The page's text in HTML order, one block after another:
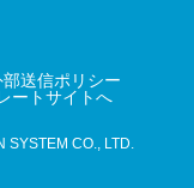
部送信ポリシー
ートサイトへ
SYSTEM CO., LTD.